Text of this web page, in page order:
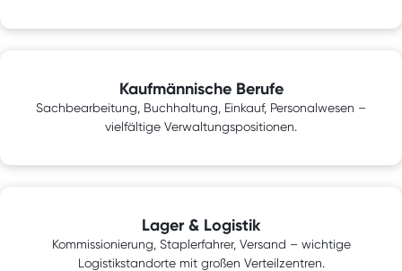
Kaufmännische Berufe
Sachbearbeitung, Buchhaltung, Einkauf, Personalwesen –
vielfältige Verwaltungspositionen.
Lager & Logistik
Kommissionierung, Staplerfahrer, Versand – wichtige
Logistikstandorte mit großen Verteilzentren.